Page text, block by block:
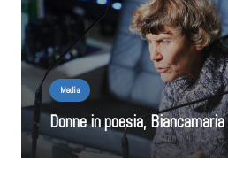
Media
Donne in poesia,